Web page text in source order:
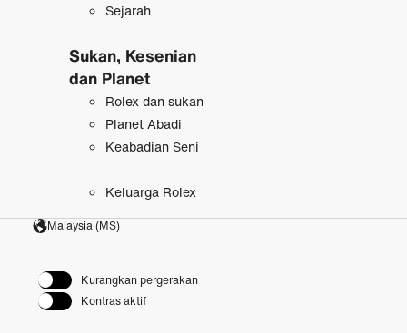
Sejarah
Sukan, Kesenian
dan Planet
Rolex dan sukan
Planet Abadi
Keabadian Seni
Keluarga Rolex
Malaysia (MS)
Kurangkan pergerakan
Kontras aktif